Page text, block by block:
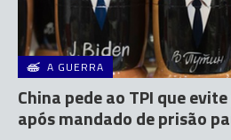
A GUERRA
China pede ao TPI que
após mandado de prisão